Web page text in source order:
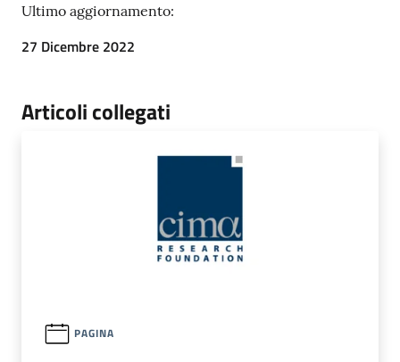
Ultimo aggiornamento:
27 Dicembre 2022
Articoli collegati
PAGINA